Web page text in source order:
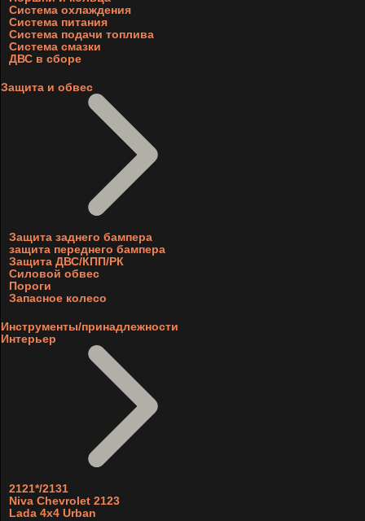
Система охлаждения
Система питания
Система подачи топлива
Система смазки
ДВС в сборе
Защита и обвес
Защита заднего бампера
защита переднего бампера
Защита ДВС/КПП/РК
Силовой обвес
Пороги
Запасное колесо
Инструменты/принадлежности
Интерьер
2121*/2131
Niva Chevrolet 2123
Lada 4x4 Urban